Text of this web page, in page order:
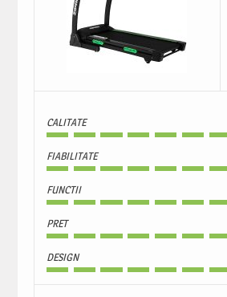
CALITATE
FIABILITATE
FUNCTII
PRET
DESIGN